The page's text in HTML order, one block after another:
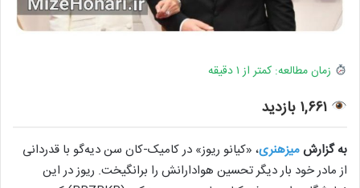
زمان مطالعه: کمتر از ۱ دقیقه
۱,۶۶۱ بازدید
به گزارش میزهنری، «کیانو ریوز» در کامیک-کان سن دیه‌گو با قدردانی
از مادر خود بار دیگر تحسین هوادارانش را برانگیخت. ریوز در این